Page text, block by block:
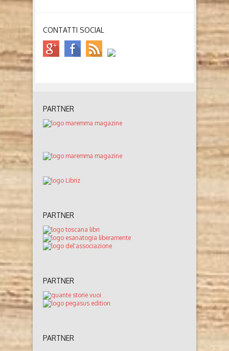
CONTATTI SOCIAL
PARTNER
PARTNER
PARTNER
PARTNER